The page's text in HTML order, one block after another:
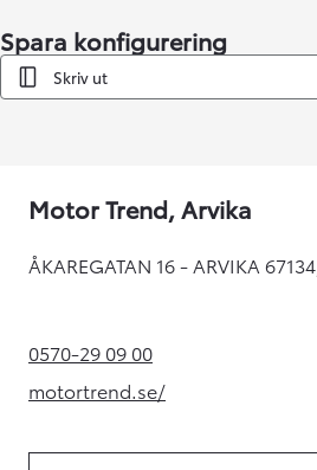
Spara konfigurering
Skriv ut
Motor Trend, Arvika
ÅKAREGATAN 16 - ARVIKA 67134,
0570-29 09 00(Opens in new tab)
motortrend.se/(Opens in new tab)